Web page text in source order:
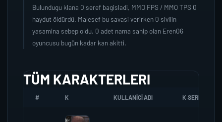
Bulundugu klana 0 seref bagisladi, MMO FPS / MMO TPS 0
haydut öldürdü. Malesef bu savasi verirken 0 sivilin
yasamina sebep oldu. 0 adet nama sahip olan Eren06
oyuncusu bugün kadar kan akitti.
TÜM KARAKTERLERI
# K KULLANICI ADI K.SEREFI